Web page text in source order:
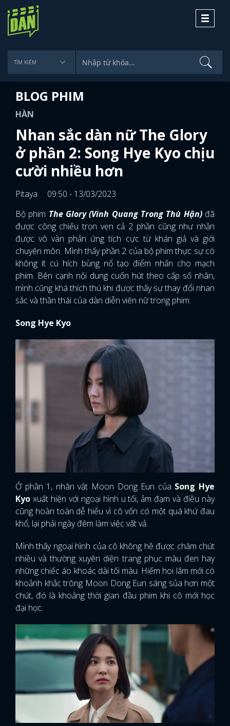
Toggle
BLOG PHIM
HÀN
Nhan sắc dàn nữ The Glory
ở phần 2: Song Hye Kyo chịu
cười nhiều hơn
Pitaya
09:50 - 13/03/2023
Bộ phim The Glory (Vinh Quang Trong Thù Hận)đã
được công chiếu trọn vẹn cả 2 phần cũng như nhận
được vô vàn phản ứng tích cực từ khán giả và giới
chuyên môn. Mình thấy phần 2 của bộ phim thực sự có
không ít cú hích bùng nổ tạo điểm nhấn cho mạch
phim. Bên cạnh nội dung cuốn hút theo cấp số nhân,
mình cũng khá thích thú khi được thấy sự thay đổi nhan
sắc và thần thái của dàn diễn viên nữ trong phim.
Song Hye Kyo
Ở phần 1, nhân vật Moon Dong Eun của Song Hye
Kyo xuất hiện với ngoại hình u tối, ảm đạm và điều này
cũng hoàn toàn dễ hiểu vì cô vốn có một quá khứ đau
khổ, lại phải ngày đêm làm việc vất vả.
Mình thấy ngoại hình của cô không hề được chăm chút
nhiều và thường xuyên diện trang phục màu đen hay
những chiếc áo khoác dài tối màu. Hiếm hoi lắm mới có
khoảnh khắc trông Moon Dong Eun sáng sủa hơn một
chút, đó là khoảng thời gian đầu phim khi cô mới học
đại học.